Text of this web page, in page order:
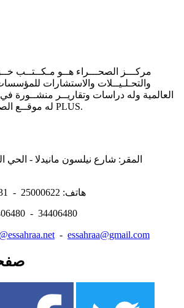
مركـــز الصحـــراء هــو مـكــتــب
والتحـلـيــلات والاستشارات
العالمية وله دراسات وتقاريــر منشــورة
له موقــع الصحراء ومنصة الصحراء PLUS.
هاتف: 25000622 - 45250731 - 45255931
- 34406480
- essahraa@gmail.com